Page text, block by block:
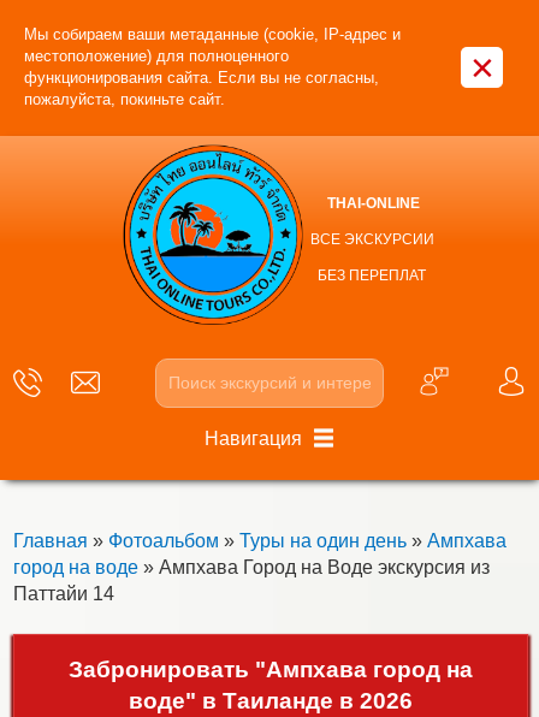
Мы собираем ваши метаданные (cookie, IP-адрес и
местоположение) для полноценного
функционирования сайта. Если вы не согласны,
пожалуйста, покиньте сайт.
×
THAI-ONLINE
ВСЕ ЭКСКУРСИИ
БЕЗ ПЕРЕПЛАТ
Навигация
Главная » Фотоальбом » Туры на один день» Ампхава
город на воде» Ампхава Город на Воде экскурсия из
Паттайи 14
Забронировать "Ампхава город на
воде" в Таиланде в 2026